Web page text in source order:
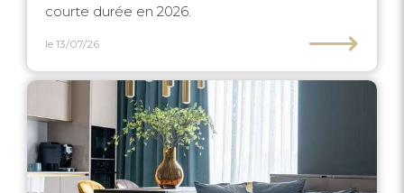
courte durée en 2026.
le 13/07/26 ⟶